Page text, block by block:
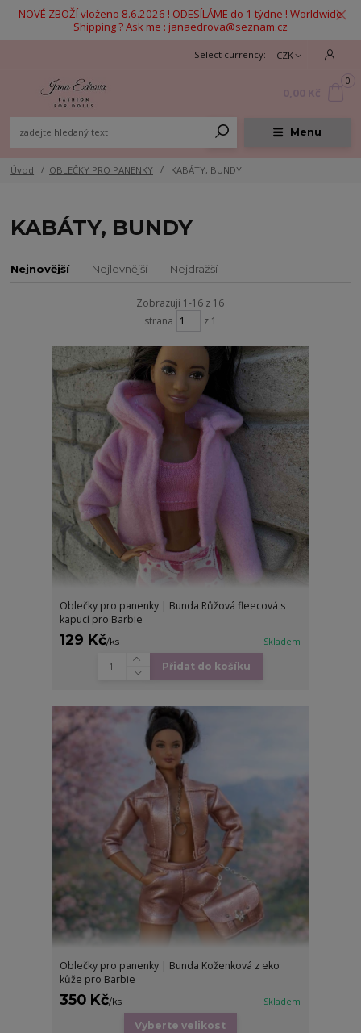
NOVÉ ZBOŽÍ vloženo 8.6.2026 ! ODESÍLÁME do 1 týdne ! Worldwide
Shipping ? Ask me : janaedrova@seznam.cz
Menu
CZK
0
Úvod OBLEČKY PRO PANENKY KABÁTY, BUNDY
KABÁTY, BUNDY
Nejnovější Nejlevnější Nejdražší
Zobrazuji 1-16 z 16
strana
z 1
Oblečky pro panenky | Bunda Růžová fleecová s
kapucí pro Barbie
129 Kč/ks Skladem
Přidat do košíku
Oblečky pro panenky | Bunda Koženková z eko
kůže pro Barbie
350 Kč/ks Skladem
Vyberte velikost